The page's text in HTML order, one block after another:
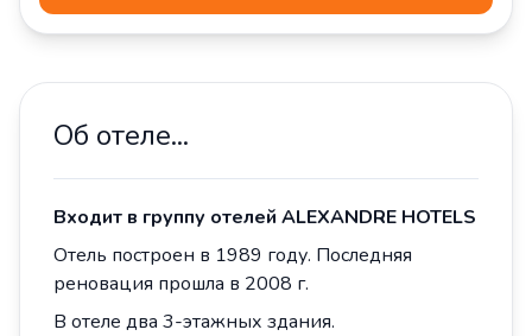
Об отеле...
Входит в группу отелей ALEXANDRE HOTELS
Отель построен в 1989 году. Последняя
реновация прошла в 2008 г.
В отеле два 3-этажных здания.